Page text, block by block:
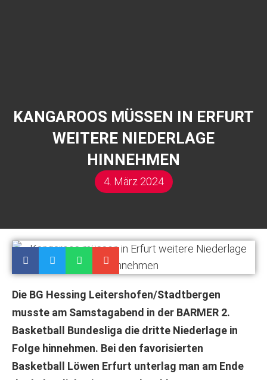
KANGAROOS MÜSSEN IN ERFURT
WEITERE NIEDERLAGE
HINNEHMEN
4. März 2024
Die BG Hessing Leitershofen/Stadtbergen
musste am Samstagabend in der BARMER 2.
Basketball Bundesliga die dritte Niederlage in
Folge hinnehmen. Bei den favorisierten
Basketball Löwen Erfurt unterlag man am Ende